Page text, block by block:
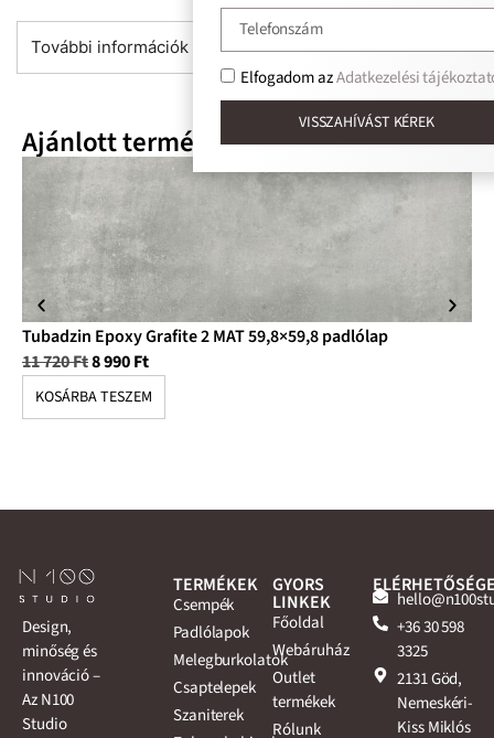
További információk
Ajánlott termékek
Tubadzin Epoxy Grafite 2 MAT 59,8×59,8 padlólap
11 720Ft8 990Ft
KOSÁRBA TESZEM
Design,
minőség és
innováció –
Az N100
Studio
TERMÉKEK
Csempék
Padlólapok
Melegburkolatok
Csaptelepek
Szaniterek
GYORS
LINKEK
Főoldal
Webáruház
Outlet
termékek
Rólunk
+36 30 598
3325
2131 Göd,
Nemeskéri-
Kiss Miklós
Elfogadom azAdatkezelési
VISSZAHÍVÁST KÉREK